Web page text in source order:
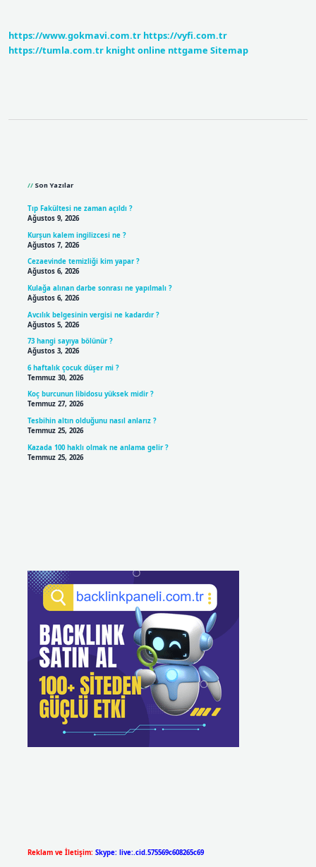
https://www.gokmavi.com.tr https://vyfi.com.tr
https://tumla.com.tr knight online nttgame Sitemap
Son Yazılar
Tıp Fakültesi ne zaman açıldı ?
Ağustos 9, 2026
Kurşun kalem ingilizcesi ne ?
Ağustos 7, 2026
Cezaevinde temizliği kim yapar ?
Ağustos 6, 2026
Kulağa alınan darbe sonrası ne yapılmalı ?
Ağustos 6, 2026
Avcılık belgesinin vergisi ne kadardır ?
Ağustos 5, 2026
73 hangi sayıya bölünür ?
Ağustos 3, 2026
6 haftalık çocuk düşer mi ?
Temmuz 30, 2026
Koç burcunun libidosu yüksek midir ?
Temmuz 27, 2026
Tesbihin altın olduğunu nasıl anlarız ?
Temmuz 25, 2026
Kazada 100 haklı olmak ne anlama gelir ?
Temmuz 25, 2026
Reklam ve İletişim: Skype: live:.cid.575569c608265c69